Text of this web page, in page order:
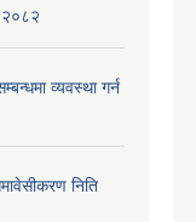
व्यवस्था गर्न
निति